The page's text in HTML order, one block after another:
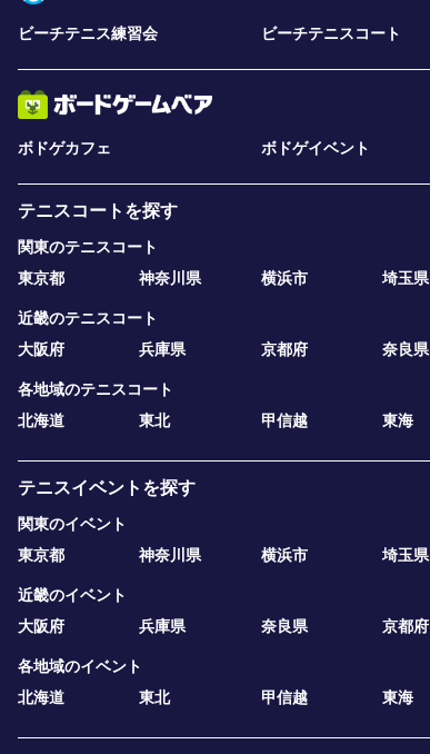
ビーチテニス練習会 ビーチテニスコート
ボドゲカフェ ボドゲイベント
テニスコートを探す
関東のテニスコート
東京都
神奈川県 横浜市 埼玉県
近畿のテニスコート
大阪府
兵庫県 京都府 奈良県
各地域のテニスコート
北海道
東北 甲信越 東海
テニスイベントを探す
関東のイベント
東京都
神奈川県 横浜市 埼玉県
近畿のイベント
大阪府
兵庫県 奈良県 京都府
各地域のイベント
北海道
東北 甲信越 東海